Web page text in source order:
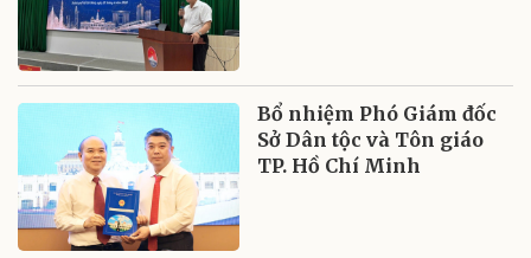
Bổ nhiệm Phó Giám đốc
Sở Dân tộc và Tôn giáo
TP. Hồ Chí Minh